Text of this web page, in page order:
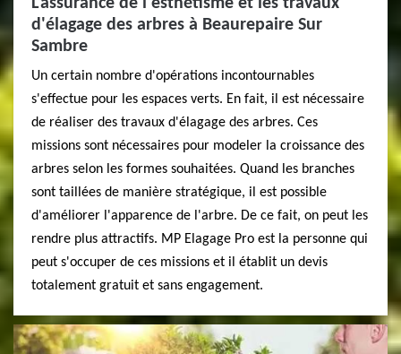
L'assurance de l'esthétisme et les travaux
d'élagage des arbres à Beaurepaire Sur
Sambre
Un certain nombre d'opérations incontournables
s'effectue pour les espaces verts. En fait, il est nécessaire
de réaliser des travaux d'élagage des arbres. Ces
missions sont nécessaires pour modeler la croissance des
arbres selon les formes souhaitées. Quand les branches
sont taillées de manière stratégique, il est possible
d'améliorer l'apparence de l'arbre. De ce fait, on peut les
rendre plus attractifs. MP Elagage Pro est la personne qui
peut s'occuper de ces missions et il établit un devis
totalement gratuit et sans engagement.